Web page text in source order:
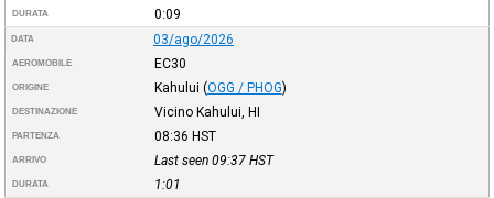
DURATA 0:09
DATA 03/ago/2026
AEROMOBILE EC30
ORIGINE Kahului (OGG / PHOG)
DESTINAZIONE Vicino Kahului, HI
PARTENZA 08:36 HST
ARRIVO Last seen 09:37 HST
DURATA 1:01